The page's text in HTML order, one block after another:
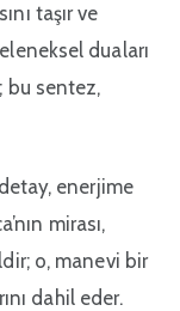
taşır ve
duaları
bu sentez,
enerjime
mirası,
o, manevi bir
dahil eder.